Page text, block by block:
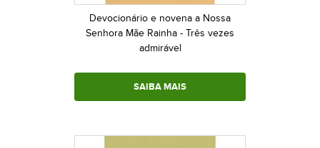
Devocionário e novena a Nossa
Senhora Mãe Rainha - Três vezes
admirável
SAIBA MAIS